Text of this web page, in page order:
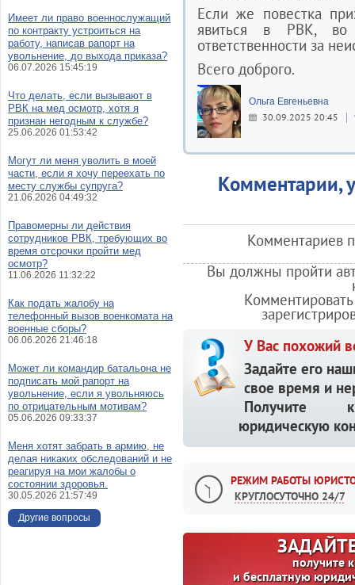
Если же повестка
явиться в РВК, во
ответственности за
Всего доброго.
Ольга Евгеньевна
30.09.2025 20:45
Комментарии,
Комментариев
Вы должны пройти
У Вас похожий
Задайте его
свое время и
Получите
юридическую
РЕЖИМ РАБОТЫ
КРУГЛОСУТОЧНО 24/7
получите
и бесплатную
Имеет ли право военнослужащий
по контракту устроиться на
работу, написав рапорт на
увольнение, до выхода приказа?
06.07.2026 15:45:19
Что делать, если вызывают в
РВК на мед осмотр, хотя я
признан негодным к службе?
25.06.2026 01:53:42
Могут ли меня уволить в моей
части, если я хочу переехать по
месту службы супруга?
21.06.2026 04:49:32
Правомерны ли действия
сотрудников РВК, требующих во
время отсрочки пройти мед
осмотр?
11.06.2026 11:32:22
Как подать жалобу на
телефонный вызов военкомата на
военные сборы?
06.06.2026 21:46:18
Может ли командир батальона не
подписать мой рапорт на
увольнение, если я увольняюсь
по отрицательным мотивам?
05.06.2026 09:33:37
Меня хотят забрать в армию, не
делая никаких обследований и не
реагируя на мои жалобы о
состоянии здоровья.
30.05.2026 21:57:49
Другие вопросы